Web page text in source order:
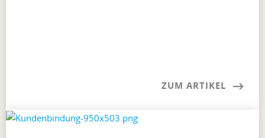
ZUM ARTIKEL